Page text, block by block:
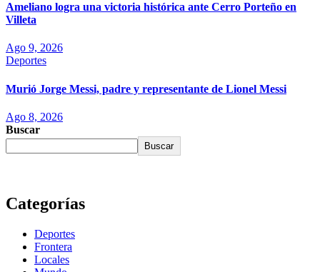
Ameliano logra una victoria histórica ante Cerro Porteño en
Villeta
Ago 9, 2026
Deportes
Murió Jorge Messi, padre y representante de Lionel Messi
Ago 8, 2026
Buscar
Buscar
Categorías
Deportes
Frontera
Locales